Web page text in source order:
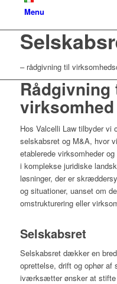
Menu
– rådgivning til
virksomhed
Hos Valcelli Law tilbyder vi
selskabsret og M&A, hvor
etablerede virksomheder
i komplekse juridiske
løsninger, der er
og situationer, uanset om
omstrukturering eller
Selskabsret
Selskabsret dækker en
oprettelse, drift og ophør af
iværksætter ønsker at stifte